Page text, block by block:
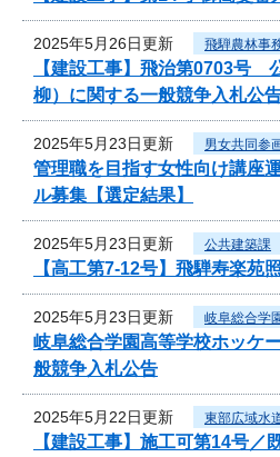
2025年5月26日更新 飛騨農林事
【建設工事】飛治第0703号
柳）に関する一般競争入札公
2025年5月23日更新 男女共同参
管理職を目指す女性向け講座
ル募集【選定結果】
2025年5月23日更新 公共建築課
【高工第7-12号】飛騨寿楽苑
2025年5月23日更新 岐阜総合学
岐阜総合学園高等学校ホッケ
般競争入札公告
2025年5月22日更新 東部広域水
【建設工事】施工可第14号